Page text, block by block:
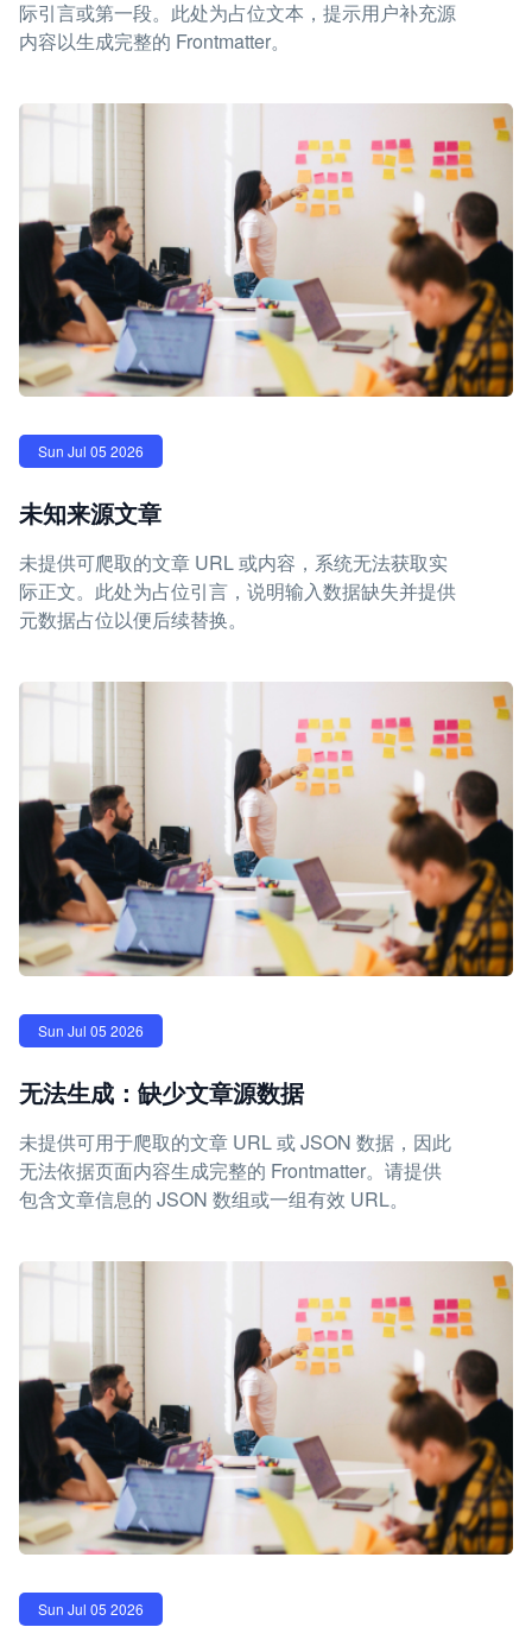
际引言或第一段。此处为占位文本，提示用户补充源
内容以生成完整的 Frontmatter。
Sun Jul 05 2026
未知来源文章
未提供可爬取的文章 URL 或内容，系统无法获取实
际正文。此处为占位引言，说明输入数据缺失并提供
元数据占位以便后续替换。
Sun Jul 05 2026
无法生成：缺少文章源数据
未提供可用于爬取的文章 URL 或 JSON 数据，因此
无法依据页面内容生成完整的 Frontmatter。请提供
包含文章信息的 JSON 数组或一组有效 URL。
Sun Jul 05 2026